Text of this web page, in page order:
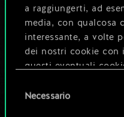
a raggiungerti, ad
media, con qualcosa
interessante, a volte
dei nostri cookie con
questi eventuali
Tutti i dettagli su
delNecessario
guida